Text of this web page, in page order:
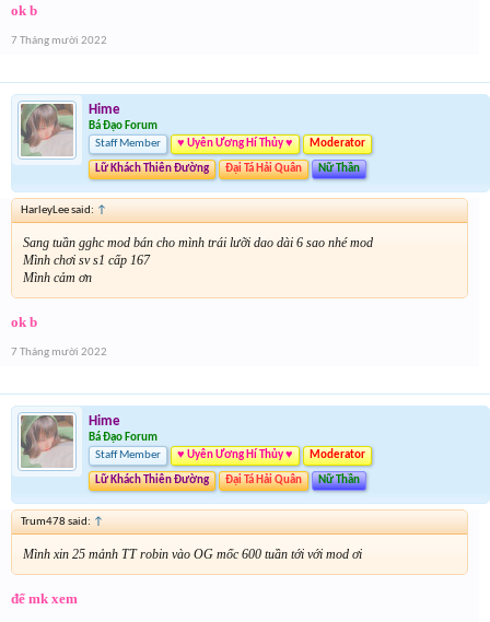
ok b
7 Tháng mười 2022
Hime
Bá Đạo Forum
Staff Member
♥ Uyên Ương Hí Thủy ♥ Moderator
Lữ Khách Thiên Đường Đại Tá Hải Quân Nữ Thần
HarleyLee said: ↑
Sang tuần gghc mod bán cho mình trái lưỡi dao dài 6 sao nhé mod
Mình chơi sv s1 cấp 167
Mình cảm ơn
ok b
7 Tháng mười 2022
Hime
Bá Đạo Forum
Staff Member
♥ Uyên Ương Hí Thủy ♥ Moderator
Lữ Khách Thiên Đường Đại Tá Hải Quân Nữ Thần
Trum478 said: ↑
Mình xin 25 mảnh TT robin vào OG mốc 600 tuần tới với mod ơi
để mk xem